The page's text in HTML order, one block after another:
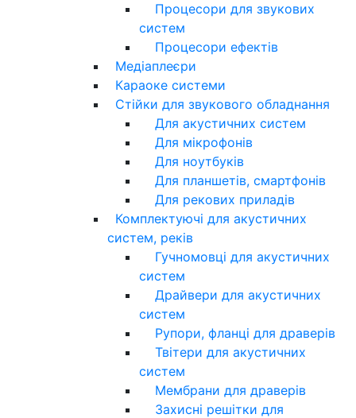
Процесори для звукових
систем
Процесори ефектів
Медіаплеєри
Караоке системи
Стійки для звукового обладнання
Для акустичних систем
Для мікрофонів
Для ноутбуків
Для планшетів, смартфонів
Для рекових приладів
Комплектуючі для акустичних
систем, реків
Гучномовці для акустичних
систем
Драйвери для акустичних
систем
Рупори, фланці для драверів
Твітери для акустичних
систем
Мембрани для драверів
Захисні решітки для